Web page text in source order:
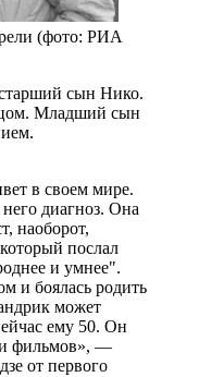
(фото: РИА
сын Нико.
Младший сын
в своем мире.
диагноз. Она
наоборот,
послал
и умнее".
и боялась родить
может
ему 50. Он
и фильмов», —
от первого